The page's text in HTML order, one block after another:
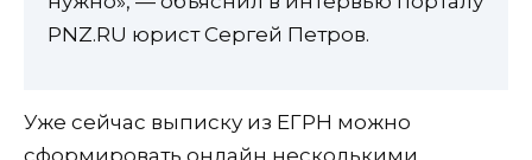
PNZ.RU юрист Сергей Петров.
Уже сейчас выписку из ЕГРН можно
сформировать онлайн несколькими